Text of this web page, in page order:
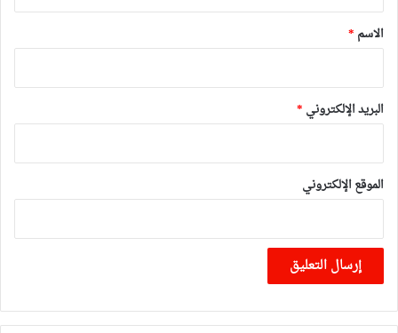
*
الاسم *
البريد الإلكتروني *
الموقع الإلكتروني